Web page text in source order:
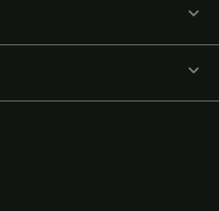

keyboard_arrow_down